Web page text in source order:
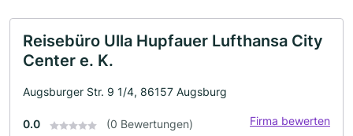
Reisebüro Ulla Hupfauer Lufthansa City
Center e. K.
Augsburger Str. 9 1/4, 86157 Augsburg
0.0 (0 Bewertungen) Firma bewerten